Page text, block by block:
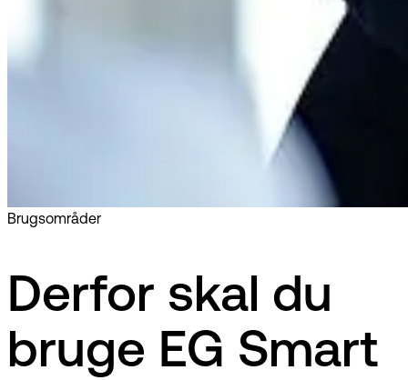
Brugsområder
Derfor skal du
bruge EG Smart